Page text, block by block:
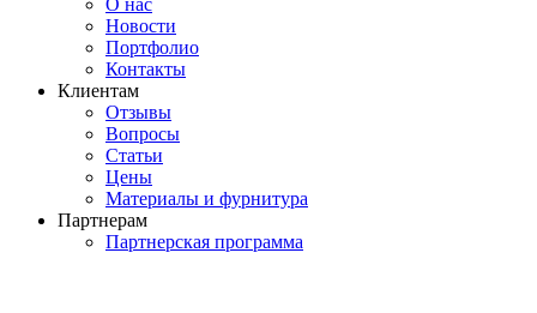
О нас
Новости
Портфолио
Контакты
Клиентам
Отзывы
Вопросы
Статьи
Цены
Материалы и фурнитура
Партнерам
Партнерская программа